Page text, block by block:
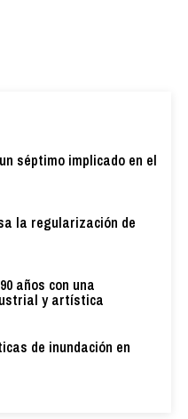
séptimo implicado en el
la regularización de
años con una
y artística
de inundación en